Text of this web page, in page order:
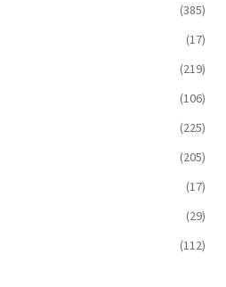
(385)
(17)
(219)
(106)
(225)
(205)
(17)
(29)
(112)